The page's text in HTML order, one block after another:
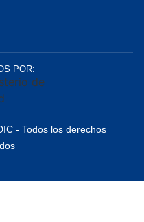
POR:
- Todos los derechos